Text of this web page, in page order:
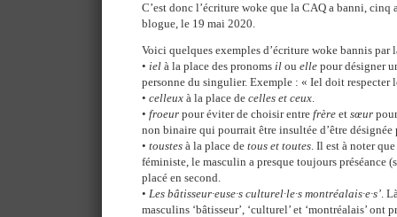
C’est donc l’écriture woke que la CAQ a banni, cinq
blogue, le 19 mai 2020.
Voici quelques exemples d’écriture woke bannis par
• iel à la place des pronoms il ou elle pour désigner
personne du singulier. Exemple : « Iel doit respecter
• celleux à la place de celles et ceux.
• froeur pour éviter de choisir entre frère et sœur
non binaire qui pourrait être insultée d’être
• toustes à la place de tous et toutes. Il est à noter
féministe, le masculin a presque toujours préséance
placé en second.
• Les bâtisseur·euse·s culturel·le·s montréalais·e·s’.
masculins ‘bâtisseur’, ‘culturel’ et ‘montréalais’ ont